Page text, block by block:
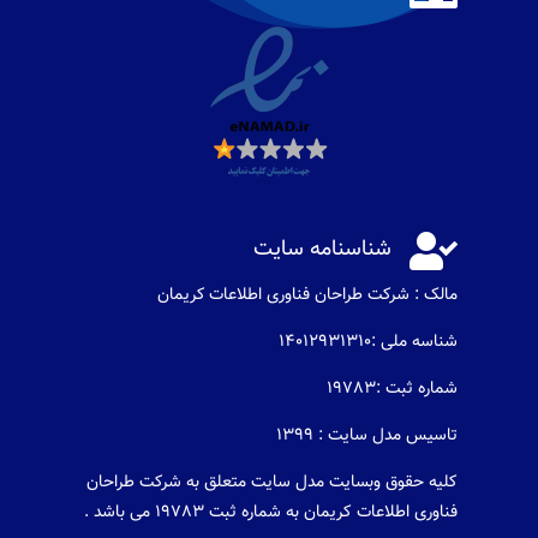
 شناسنامه سایت
مالک : شرکت طراحان فناوری اطلاعات كريمان
شناسه ملی :14012931310
شماره ثبت :19783
تاسیس مدل سایت : 1399
کلیه حقوق وبسایت مدل سایت متعلق به شرکت طراحان
فناوری اطلاعات کریمان به شماره ثبت 19783 می باشد .